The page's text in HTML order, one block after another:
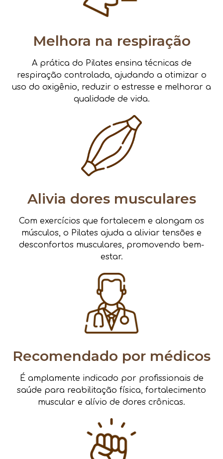
Melhora na respiração
A prática do Pilates ensina técnicas de
respiração controlada, ajudando a otimizar o
uso do oxigênio, reduzir o estresse e melhorar a
qualidade de vida.
Alivia dores musculares
Com exercícios que fortalecem e alongam os
músculos, o Pilates ajuda a aliviar tensões e
desconfortos musculares, promovendo bem-
estar.
Recomendado por médicos
É amplamente indicado por profissionais de
saúde para reabilitação física, fortalecimento
muscular e alívio de dores crônicas.